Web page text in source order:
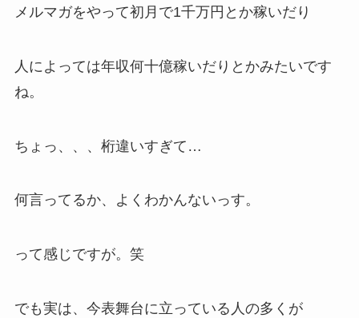
メルマガをやって初月で1千万円とか稼いだり
人によっては年収何十億稼いだりとかみたいです
ね。
ちょっ、、、桁違いすぎて…
何言ってるか、よくわかんないっす。
って感じですが。笑
でも実は、今表舞台に立っている人の多くが